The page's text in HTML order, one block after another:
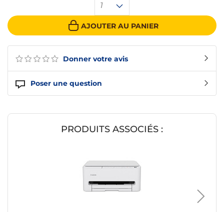
Donner votre avis
Poser une question
1
AJOUTER AU PANIER
PRODUITS ASSOCIÉS :